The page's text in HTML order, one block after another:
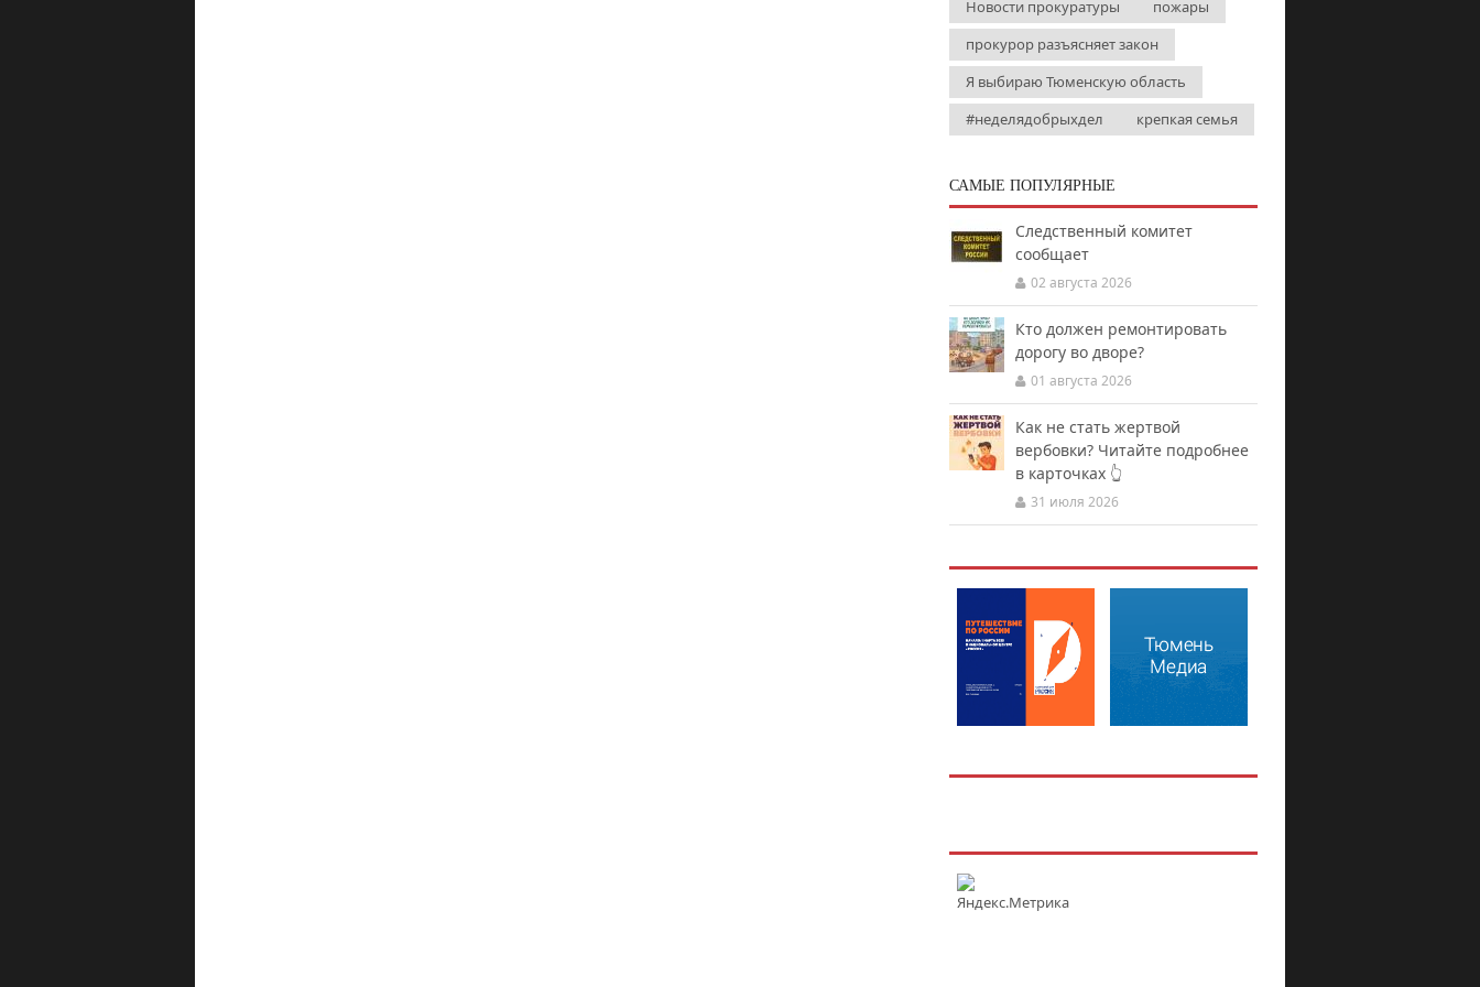
Новости прокуратуры
пожары
прокурор разъясняет закон
Я выбираю Тюменскую область
#неделядобрыхдел
крепкая семья
САМЫЕ ПОПУЛЯРНЫЕ
Следственный комитет
сообщает
02 августа 2026
Кто должен ремонтировать
дорогу во дворе?
01 августа 2026
Как не стать жертвой
вербовки? Читайте подробнее
в карточках 👆
31 июля 2026